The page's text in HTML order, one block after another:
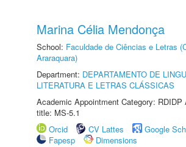
Marina Célia Mendonça
School: Faculdade de Ciências e Letras
Araraquara)
Department: DEPARTAMENTO DE
LITERATURA E LETRAS CLÁSSICAS
Academic Appointment Category: RDIDP
title: MS-5.1
Orcid
CV Lattes
Google
Fapesp
Dimensions